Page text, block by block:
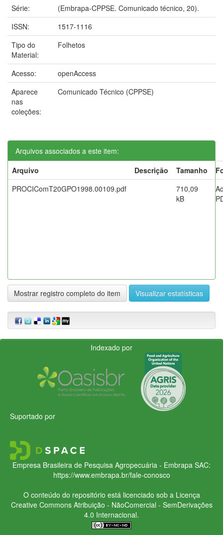
Série:
(Embrapa-CPPSE. Comunicado técnico, 20).
ISSN:
1517-1116
Tipo do
Material:
Folhetos
Acesso:
openAccess
Aparece
nas
coleções:
Comunicado Técnico (CPPSE)
Arquivos associados a este item:
Arquivo
Descrição Tamanho
PROCIComT20GPO1998.00109.pdf
710,09
kB
Mostrar registro completo do item Visualizar estatísticas
Indexado por
Suportado por
Empresa Brasileira de Pesquisa Agropecuária - Embrapa SAC:
https://www.embrapa.br/fale-conosco
O conteúdo do repositório está licenciado sob a Licença
Creative CommonsAtribuição - NãoComercial - SemDerivações
4.0 Internacional.